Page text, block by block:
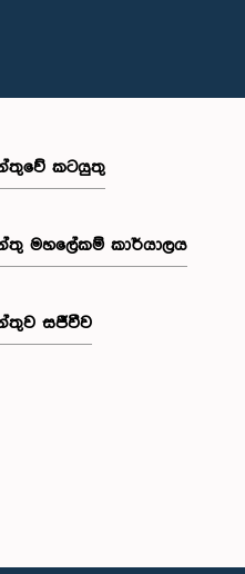
කටයුතු
මහලේකම් කාර්යාලය
සජීවීව